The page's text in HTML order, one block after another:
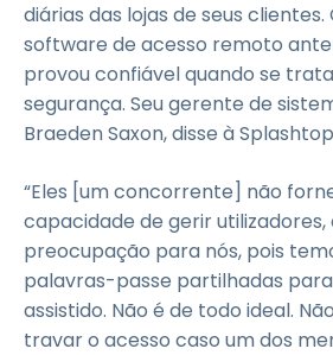
diárias das lojas de seus
software de acesso remoto
provou confiável quando se
segurança. Seu gerente de
Braeden Saxon, disse à
“Eles [um concorrente] não
capacidade de gerir utilizadores,
preocupação para nós, pois
palavras-passe partilhadas
assistido. Não é de todo ideal.
travar o acesso caso um dos